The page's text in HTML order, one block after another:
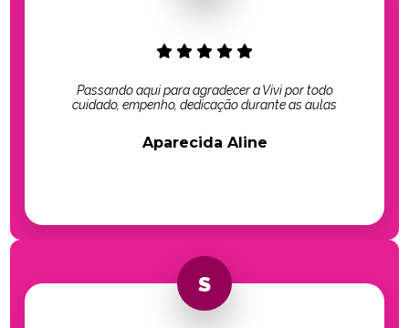
Passando aqui para agradecer a Vivi por todo
cuidado, empenho, dedicação durante as aulas
Aparecida Aline